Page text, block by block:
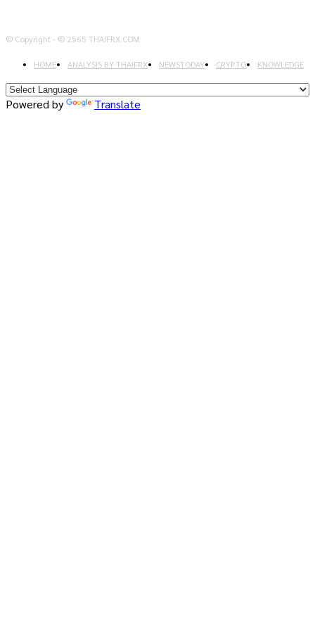
© Copyright - © 2565 THAIFRX.COM
HOME ANALYSIS BY THAIFRX NEWSTODAY CRYPTO KNOWLEDGE
Powered by Translate